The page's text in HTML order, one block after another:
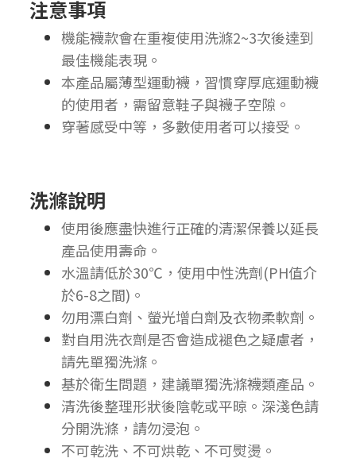
注意事項
機能襪款會在重複使用洗滌2~3次後達到
最佳機能表現。
本產品屬薄型運動襪，習慣穿厚底運動襪
的使用者，需留意鞋子與襪子空隙。
穿著感受中等，多數使用者可以接受。
洗滌說明
使用後應盡快進行正確的清潔保養以延長
產品使用壽命。
水溫請低於30℃，使用中性洗劑(PH值介
於6-8之間)。
勿用漂白劑、螢光增白劑及衣物柔軟劑。
對自用洗衣劑是否會造成褪色之疑慮者，
請先單獨洗滌。
基於衛生問題，建議單獨洗滌襪類產品。
清洗後整理形狀後陰乾或平晾。深淺色請
分開洗滌，請勿浸泡。
不可乾洗、不可烘乾、不可熨燙。